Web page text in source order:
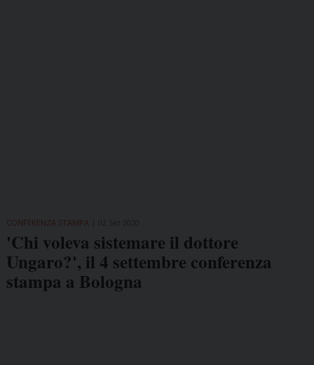
CONFERENZA STAMPA
'Chi voleva sistemare il dottore
Ungaro?', il 4 settembre conferenza
stampa a Bologna